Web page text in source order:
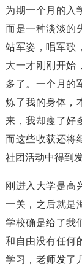
为期一个月的入
而是一种淡淡的
站军姿，唱军歌
大一才刚刚开始
多了。一个月的
炼了我的身体，
来，我却瘦了好
而这些收获还将
社团活动中得到发
刚进入大学是高
一关，之后就是
学校确是给了我
和自由没有任何
学习，老师发了